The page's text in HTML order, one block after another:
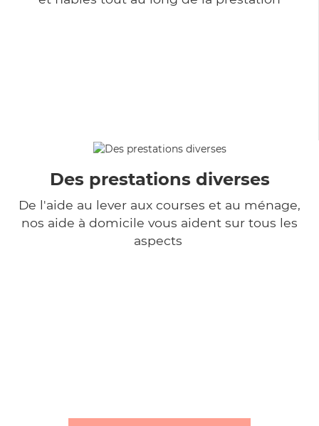
Des prestations diverses
De l'aide au lever aux courses et au ménage,
nos aide à domicile vous aident sur tous les
aspects